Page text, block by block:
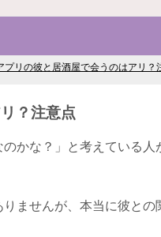
プリの彼と居酒屋で会うのはアリ？
？注意点
かな？」と考えている人
ませんが、本当に彼との